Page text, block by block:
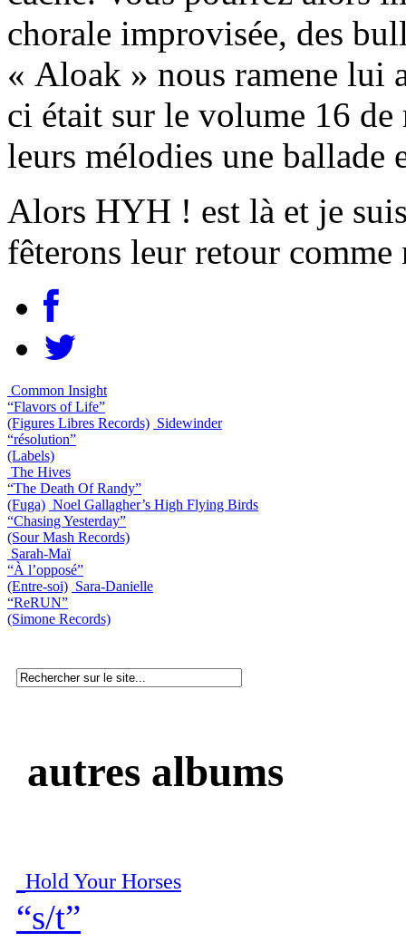
chorale improvisée, des
« Aloak » nous ramene lui
ci était sur le volume 16
leurs mélodies une ballade
Alors HYH ! est là et je
fêterons leur retour
Common Insight
“Flavors of Life”
(Figures Libres Records) Sidewinder
“résolution”
(Labels)
The Hives
“The Death Of Randy”
(Fuga) Noel Gallagher’s High Flying Birds
“Chasing Yesterday”
(Sour Mash Records)
Sarah-Maï
“À l’opposé”
(Entre-soi) Sara-Danielle
“ReRUN”
(Simone Records)
autres albums
Hold Your Horses
“s/t”